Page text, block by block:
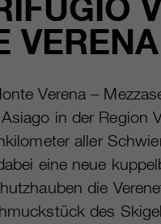
VERENA
Verena –
in der Region
aller
eine neue
die
des